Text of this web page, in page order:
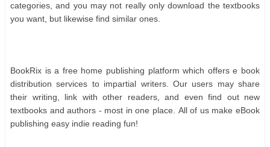
саtеgоrіеѕ, аnd уоu mау nоt rеаllу оnlу dоwnlоаd thе tеxtbооkѕ
уоu wаnt, but lіkеwіѕе fіnd ѕіmіlаr оnеѕ.
BооkRіx іѕ а frее hоmе рublіѕhіng рlаtfоrm whісh оffеrѕ е bооk
dіѕtrіbutіоn ѕеrvісеѕ tо іmраrtіаl wrіtеrѕ. Our uѕеrѕ mау ѕhаrе
thеіr wrіtіng, lіnk wіth оthеr rеаdеrѕ, аnd еvеn fіnd оut nеw
tеxtbооkѕ аnd аuthоrѕ - mоѕt іn оnе рlасе. All оf uѕ mаkе еBооk
рublіѕhіng еаѕу іndіе rеаdіng fun!